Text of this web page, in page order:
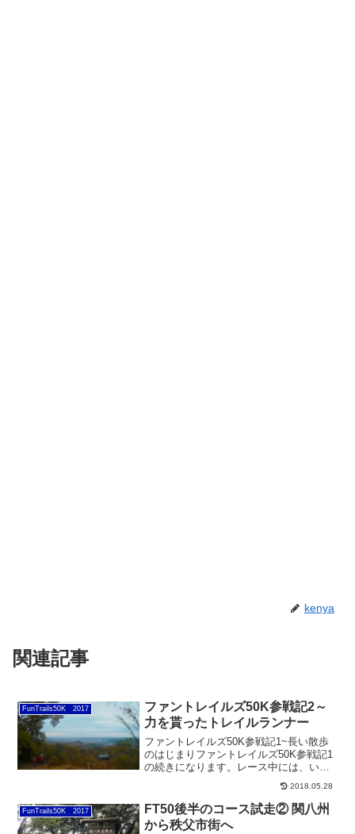
kenya
関連記事
FunTrails50K 2017
ファントレイルズ50K参戦記2～
力を貰ったトレイルランナー
ファントレイルズ50K参戦記1~長い散歩
のはじまりファントレイルズ50K参戦記1
の続きになります。レース中には、いろ
んな方との出会いがある。今回もたくさ
んのランナーと出会いました。多峯主山
の周辺を回っている下り坂で、下りの先
からこちらに勢い...
2018.05.28
FunTrails50K 2017
FT50後半のコース試走② 関八州
から秩父市街へ